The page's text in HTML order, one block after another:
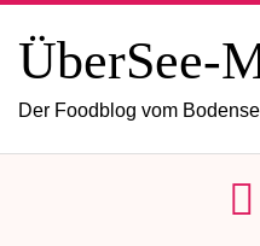
ÜberSee-
Der Foodblog vom